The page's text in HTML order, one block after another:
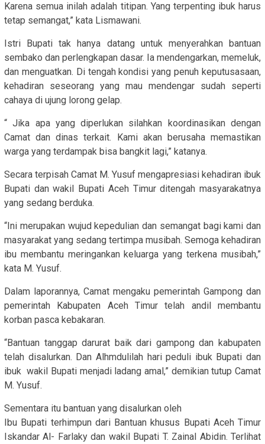
Karena semua inilah adalah titipan. Yang terpenting ibuk harus
tetap semangat,” kata Lismawani.
Istri Bupati tak hanya datang untuk menyerahkan bantuan
sembako dan perlengkapan dasar. Ia mendengarkan, memeluk,
dan menguatkan. Di tengah kondisi yang penuh keputusasaan,
kehadiran seseorang yang mau mendengar sudah seperti
cahaya di ujung lorong gelap.
“ Jika apa yang diperlukan silahkan koordinasikan dengan
Camat dan dinas terkait. Kami akan berusaha memastikan
warga yang terdampak bisa bangkit lagi,” katanya.
Secara terpisah Camat M. Yusuf mengapresiasi kehadiran ibuk
Bupati dan wakil Bupati Aceh Timur ditengah masyarakatnya
yang sedang berduka.
“Ini merupakan wujud kepedulian dan semangat bagi kami dan
masyarakat yang sedang tertimpa musibah. Semoga kehadiran
ibu membantu meringankan keluarga yang terkena musibah,”
kata M. Yusuf.
Dalam laporannya, Camat mengaku pemerintah Gampong dan
pemerintah Kabupaten Aceh Timur telah andil membantu
korban pasca kebakaran.
“Bantuan tanggap darurat baik dari gampong dan kabupaten
telah disalurkan. Dan Alhmdulilah hari peduli ibuk Bupati dan
ibuk wakil Bupati menjadi ladang amal,” demikian tutup Camat
M. Yusuf.
Sementara itu bantuan yang disalurkan oleh
Ibu Bupati terhimpun dari Bantuan khusus Bupati Aceh Timur
Iskandar Al- Farlaky dan wakil Bupati T. Zainal Abidin. Terlihat